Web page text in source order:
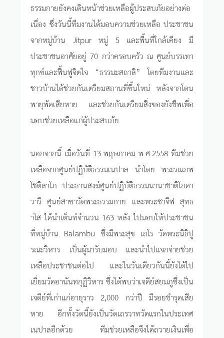
ธรรมกายยังคงเดินหน้าช่วยเหลือผู้ประสบภัยอย่างต่อ
เนื่อง ซึ่งวันนี้ทีมงานได้มอบความช่วยเหลือ ประชาชน
จากหมู่บ้าน Jitpur หมู่ 5 และพื้นที่ใกล้เคียง มี
ประชาชนอาศัยอยู่ 70 กว่าครอบครัว ณ ศูนย์บรรเทา
ทุกข์และฟื้นฟูจิตใจ “ธรรมะสถาลิ” โดยทีมงานและ
ชาวบ้านได้ช่วยกันเตรียมสถานที่ขึ้นใหม่ หลังจากโดน
พายุพัดเสียหาย และช่วยกันเตรียมสิ่งของยังชีพเพื่อ
มอบช่วยเหลือแก่ผู้ประสบภัย
นอกจากนี้ เมื่อวันที่ 13 พฤษภาคม พ.ศ.2558 ทีมช่วย
เหลือจากศูนย์ปฏิบัติธรรมเนปาล นำโดย พระรณภพ
โชติลาโภ ประธานสงฆ์ศูนย์ปฏิบัติธรรมนานาชาติโกดา
วารี ศูนย์สาขาวัดพระธรรมกาย และพระซาจีฟ สุทธ
าโส ได้นำเต็นท์จำนวน 163 หลัง ไปมอบให้ประชาชน
ที่หมู่บ้าน Balambu ซึ่งมีพระสุข เถโร วัดพระนิธิปู
รณะวิหาร เป็นผู้มารับมอบ และนำไปแจกจ่ายช่วย
เหลือประชาชนต่อไป และในวันเดียวกันนี้ยังได้ไป
เยี่ยมวัดอานันทกุฏิวิหาร ซึ่งได้พบว่าเจดีย์สยมภูซึ่งเป็น
เจดีย์ที่เก่าแก่อายุราว 2,000 กว่าปี มีรอยชำรุดเสีย
หาย อีกทั้งวัดนี้ยังเป็นวัดเถรวาทวัดแรกในประเทศ
เนปาลอีกด้วย ทีมช่วยเหลือจึงได้ถวายเงินเพื่อ